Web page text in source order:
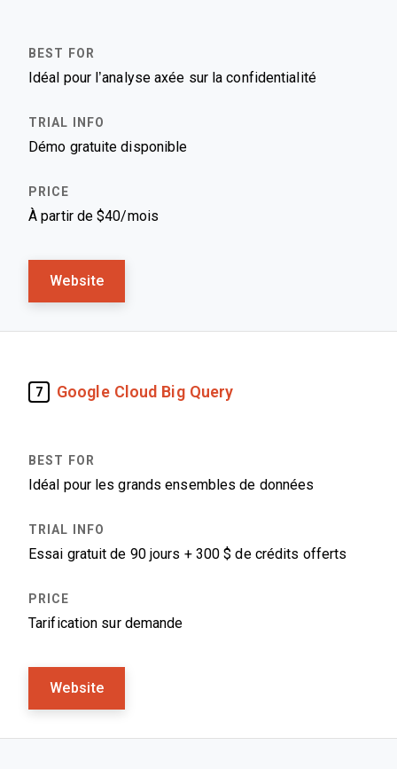
Idéal pour l’analyse axée sur la confidentialité
Démo gratuite disponible
À partir de $40/mois
Website
7 Google Cloud Big Query
Idéal pour les grands ensembles de données
Essai gratuit de 90 jours + 300 $ de crédits offerts
Tarification sur demande
Website